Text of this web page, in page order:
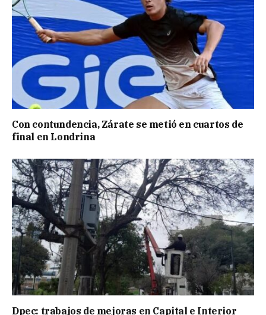
Con contundencia, Zárate se metió en cuartos de
final en Londrina
Dpec: trabajos de mejoras en Capital e Interior